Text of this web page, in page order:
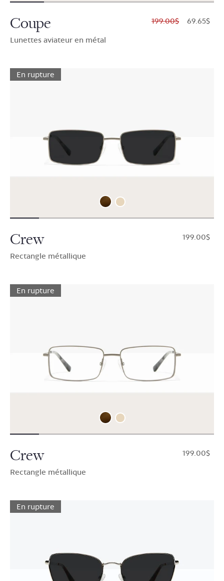
Coupe
Lunettes aviateur en métal
$199.00 $69.65
En rupture
Crew
Rectangle métallique
$199.00
En rupture
Crew
Rectangle métallique
$199.00
En rupture